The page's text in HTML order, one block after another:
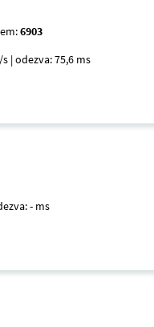
6903
| odezva: 75,6 ms
- ms